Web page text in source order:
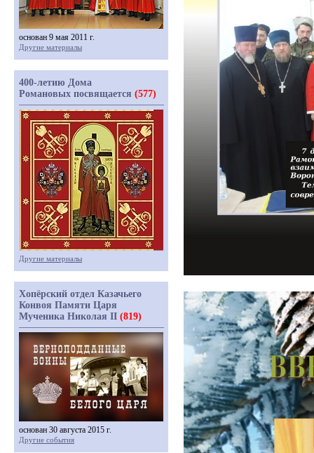
основан 9 мая 2011 г.
Другие материалы
400-летию Дома
Романовых посвящается (577)
Другие материалы
Хопёрский отдел Казачьего
Конвоя Памяти Царя
Мученика Николая II (819)
основан 30 августа 2015 г.
Другие события